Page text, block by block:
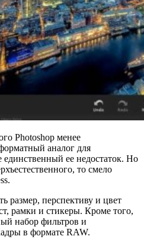
Photoshop менее
аналог для
единственный ее недостаток. Но
то смело
размер, перспективу и цвет
рамки и стикеры. Кроме того,
набор фильтров и
в формате RAW.